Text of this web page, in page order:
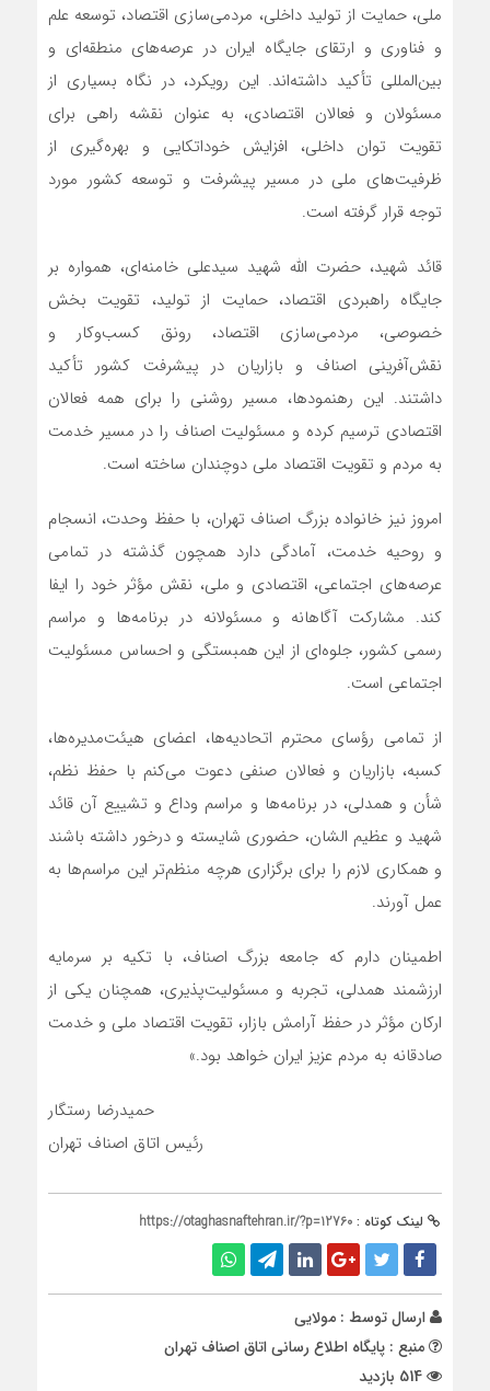
ملی، حمایت از تولید داخلی، مردمی‌سازی اقتصاد، توسعه علم
و فناوری و ارتقای جایگاه ایران در عرصه‌های منطقه‌ای و
بین‌المللی تأکید داشته‌اند. این رویکرد، در نگاه بسیاری از
مسئولان و فعالان اقتصادی، به عنوان نقشه راهی برای
تقویت توان داخلی، افزایش خوداتکایی و بهره‌گیری از
ظرفیت‌های ملی در مسیر پیشرفت و توسعه کشور مورد
توجه قرار گرفته است.
قائد شهید، حضرت الله شهید سیدعلی خامنه‌ای، همواره بر
جایگاه راهبردی اقتصاد، حمایت از تولید، تقویت بخش
خصوصی، مردمی‌سازی اقتصاد، رونق کسب‌وکار و
نقش‌آفرینی اصناف و بازاریان در پیشرفت کشور تأکید
داشتند. این رهنمودها، مسیر روشنی را برای همه فعالان
اقتصادی ترسیم کرده و مسئولیت اصناف را در مسیر خدمت
به مردم و تقویت اقتصاد ملی دوچندان ساخته است.
امروز نیز خانواده بزرگ اصناف تهران، با حفظ وحدت، انسجام
و روحیه خدمت، آمادگی دارد همچون گذشته در تمامی
عرصه‌های اجتماعی، اقتصادی و ملی، نقش مؤثر خود را ایفا
کند. مشارکت آگاهانه و مسئولانه در برنامه‌ها و مراسم
رسمی کشور، جلوه‌ای از این همبستگی و احساس مسئولیت
اجتماعی است.
از تمامی رؤسای محترم اتحادیه‌ها، اعضای هیئت‌مدیره‌ها،
کسبه، بازاریان و فعالان صنفی دعوت می‌کنم با حفظ نظم،
شأن و همدلی، در برنامه‌ها و مراسم وداع و تشییع آن قائد
شهید و عظیم الشان، حضوری شایسته و درخور داشته باشند
و همکاری لازم را برای برگزاری هرچه منظم‌تر این مراسم‌ها به
عمل آورند.
اطمینان دارم که جامعه بزرگ اصناف، با تکیه بر سرمایه
ارزشمند همدلی، تجربه و مسئولیت‌پذیری، همچنان یکی از
ارکان مؤثر در حفظ آرامش بازار، تقویت اقتصاد ملی و خدمت
صادقانه به مردم عزیز ایران خواهد بود.»
حمیدرضا رستگار
رئیس اتاق اصناف تهران
لینک کوتاه : https://otaghasnaftehran.ir/?p=12760
ارسال توسط : مولایی
منبع : پایگاه اطلاع رسانی اتاق اصناف تهران